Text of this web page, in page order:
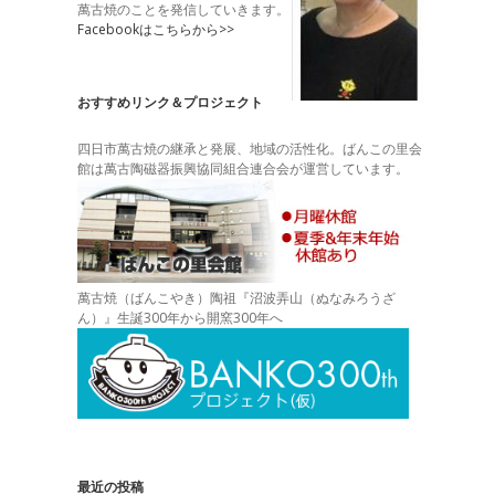
萬古焼のことを発信していきます。
Facebookはこちらから>>
おすすめリンク＆プロジェクト
四日市萬古焼の継承と発展、地域の活性化。ばんこの里会
館は萬古陶磁器振興協同組合連合会が運営しています。
萬古焼（ばんこやき）陶祖『沼波弄山（ぬなみろうざ
ん）』生誕300年から開窯300年へ
最近の投稿